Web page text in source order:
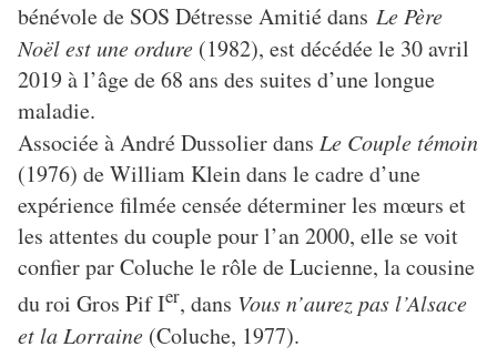
bénévole de SOS Détresse Amitié dans Le Père
Noël est une ordure (1982), est décédée le 30 avril
2019 à l’âge de 68 ans des suites d’une longue
maladie.
Associée à André Dussolier dans Le Couple témoin
(1976) de William Klein dans le cadre d’une
expérience filmée censée déterminer les mœurs et
les attentes du couple pour l’an 2000, elle se voit
confier par Coluche le rôle de Lucienne, la cousine
du roi Gros Pif Ier, dans Vous n’aurez pas l’Alsace
et la Lorraine (Coluche, 1977).